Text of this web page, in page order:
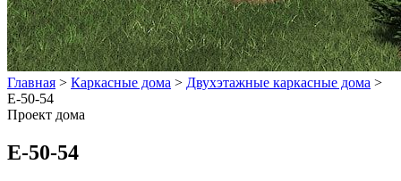
Главная > Каркасные дома > Двухэтажные каркасные дома >
E-50-54
Проект дома
E-50-54